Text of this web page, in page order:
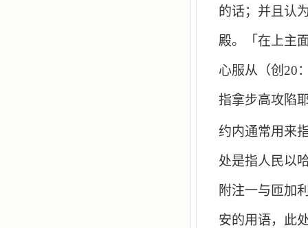
的话；并且认
殿。「在上主
心服从（创 20
指拿步高攻陷
约内通常用来
处是指人民以
附注一与匝加
安的用语，此